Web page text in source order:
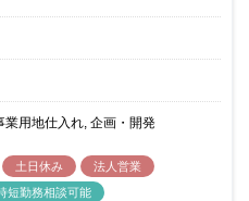
業用地仕入れ, 企画・開発
土日休み
法人営業
短勤務相談可能